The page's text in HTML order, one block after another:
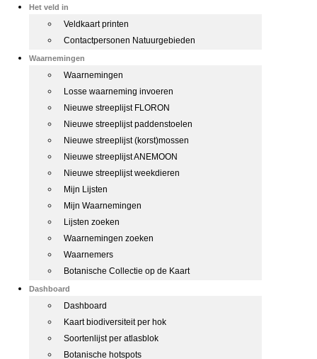
Het veld in
Veldkaart printen
Contactpersonen Natuurgebieden
Waarnemingen
Waarnemingen
Losse waarneming invoeren
Nieuwe streeplijst FLORON
Nieuwe streeplijst paddenstoelen
Nieuwe streeplijst (korst)mossen
Nieuwe streeplijst ANEMOON
Nieuwe streeplijst weekdieren
Mijn Lijsten
Mijn Waarnemingen
Lijsten zoeken
Waarnemingen zoeken
Waarnemers
Botanische Collectie op de Kaart
Dashboard
Dashboard
Kaart biodiversiteit per hok
Soortenlijst per atlasblok
Botanische hotspots